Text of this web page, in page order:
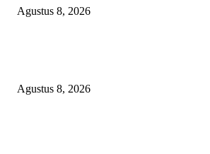
Agustus 8, 2026
Agustus 8, 2026